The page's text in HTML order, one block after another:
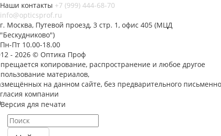
Наши контакты +7 (999) 444-68-70
info@opticsprof.ru
г. Москва, Путевой проезд, 3 стр. 1, офис 405 (МЦД
"Бескудниково")
Пн-Пт 10.00-18.00
- 2026 © Оптика Проф
копирование, распространение и любое другое
материалов,
на данном сайте, без предварительного
компании
Версия для печати